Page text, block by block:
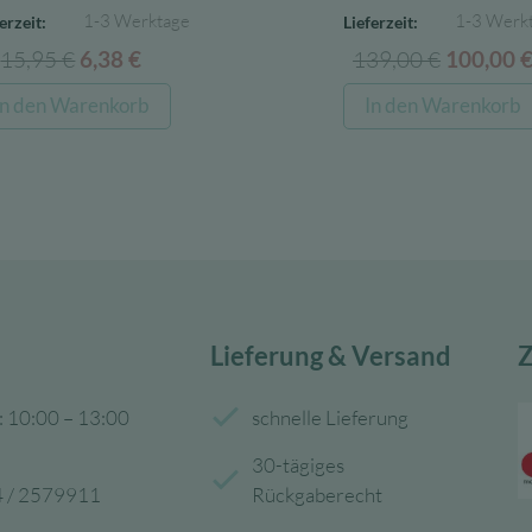
1-3 Werktage
15,95€ Ursprünglicher
Preis
war:
6,38€
Preis
ist:
den Warenkorb
Lieferzeit: 1-3
139,00€
Preis
war:
100,00€
In den Warenkorb
10:00 – 13:00
/ 2579911
Lieferung & Versand
schnelle Lieferung
30-tägiges
Rückgaberecht